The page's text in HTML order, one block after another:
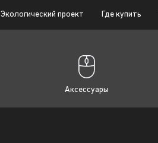
Экологический проект Где купить
Аксессуары